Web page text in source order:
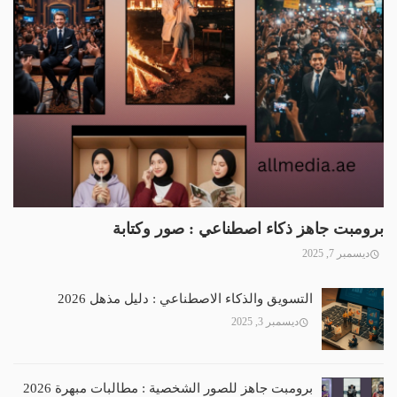
برومبت جاهز ذكاء اصطناعي : صور وكتابة
ديسمبر 7, 2025
التسويق والذكاء الاصطناعي : دليل مذهل 2026
ديسمبر 3, 2025
برومبت جاهز للصور الشخصية : مطالبات مبهرة 2026